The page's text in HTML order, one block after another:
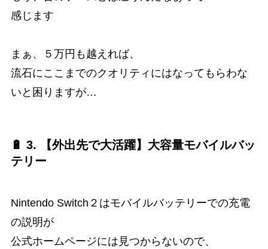
感じます
まぁ、５万円も越えれば、
流石にここまでのクオリティにはなってもらわな
いと困りますが…
🔋 3. 【外出先で大活躍】大容量モバイルバッ
テリー
Nintendo Switch２はモバイルバッテリーでの充電
の説明が
公式ホームページには見つからないので、